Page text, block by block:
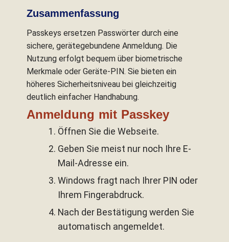
Zusammenfassung
Passkeys ersetzen Passwörter durch eine
sichere, gerätegebundene Anmeldung. Die
Nutzung erfolgt bequem über biometrische
Merkmale oder Geräte-PIN. Sie bieten ein
höheres Sicherheitsniveau bei gleichzeitig
deutlich einfacher Handhabung.
Anmeldung mit Passkey
Öffnen Sie die Webseite.
Geben Sie meist nur noch Ihre E-
Mail-Adresse ein.
Windows fragt nach Ihrer PIN oder
Ihrem Fingerabdruck.
Nach der Bestätigung werden Sie
automatisch angemeldet.